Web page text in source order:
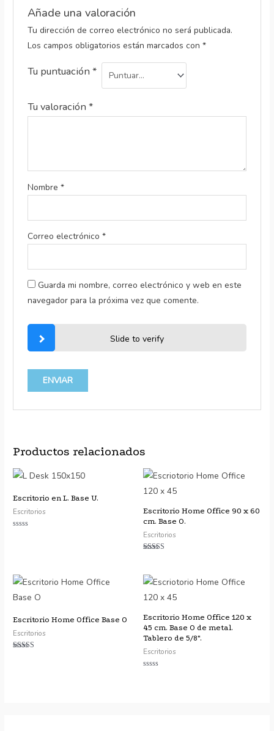
Añade una valoración
Tu dirección de correo electrónico no será publicada.
Los campos obligatorios están marcados con *
Tu puntuación *
Tu valoración *
Nombre *
Correo electrónico *
Guarda mi nombre, correo electrónico y web en este
navegador para la próxima vez que comente.
Slide to verify
Productos relacionados
Escritorio en L. Base U.
Escritorios
Escritorio Home Office 90 x 60
cm. Base O.
Escritorios
Escritorio Home Office Base O
Escritorios
Escritorio Home Office 120 x
45 cm. Base O de metal.
Tablero de 5/8″.
Escritorios